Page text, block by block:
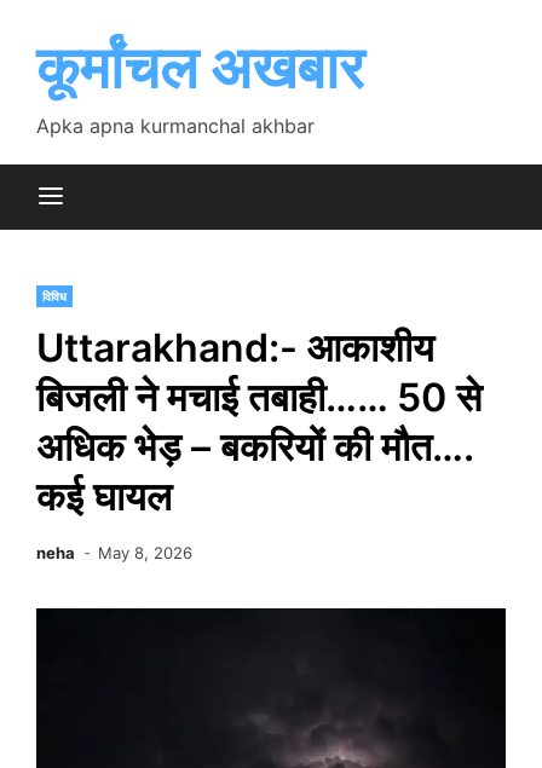
contentकूर्मांचल अखबार
Apka apna kurmanchal akhbar
विविध
Uttarakhand:- आकाशीय
बिजली ने मचाई तबाही…… 50 से
अधिक भेड़ – बकरियों की मौत….
कई घायल
neha May 8, 2026